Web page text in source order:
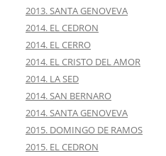
2013. SANTA GENOVEVA
2014. EL CEDRON
2014. EL CERRO
2014. EL CRISTO DEL AMOR
2014. LA SED
2014. SAN BERNARO
2014. SANTA GENOVEVA
2015. DOMINGO DE RAMOS
2015. EL CEDRON